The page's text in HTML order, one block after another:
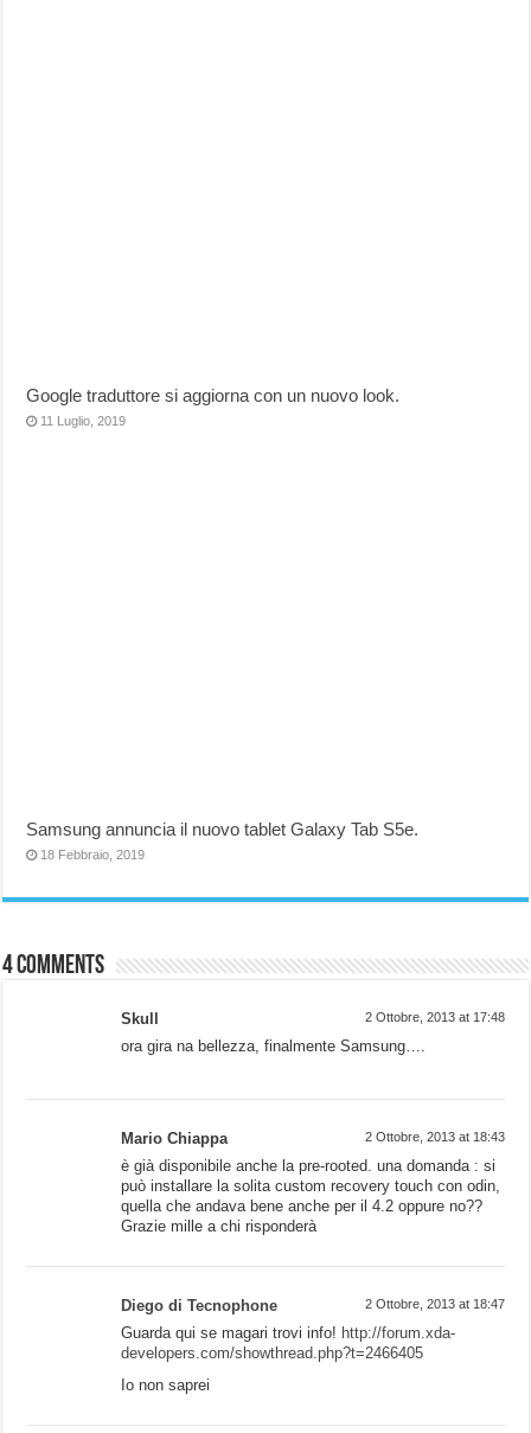
Google traduttore si aggiorna con un nuovo look.
11 Luglio, 2019
Samsung annuncia il nuovo tablet Galaxy Tab S5e.
18 Febbraio, 2019
4 comments
Skull 2 Ottobre, 2013 at 17:48
ora gira na bellezza, finalmente Samsung….
Mario Chiappa 2 Ottobre, 2013 at 18:43
è già disponibile anche la pre-rooted. una domanda : si
può installare la solita custom recovery touch con odin,
quella che andava bene anche per il 4.2 oppure no??
Grazie mille a chi risponderà
Diego di Tecnophone 2 Ottobre, 2013 at 18:47
Guarda qui se magari trovi info! http://forum.xda-
developers.com/showthread.php?t=2466405
Io non saprei